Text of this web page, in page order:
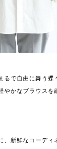
で自由に舞う蝶
やかなブラウスを
、新鮮なコーディ